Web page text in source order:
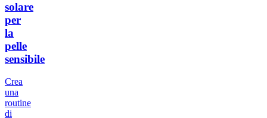
solare
per
la
pelle
sensibile
Crea
una
routine
di